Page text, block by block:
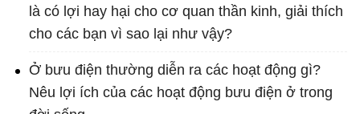
là có lợi hay hại cho cơ quan thần kinh, giải thích
cho các bạn vì sao lại như vậy?
Ở bưu điện thường diễn ra các hoạt động gì?
Nêu lợi ích của các hoạt động bưu điện ở trong